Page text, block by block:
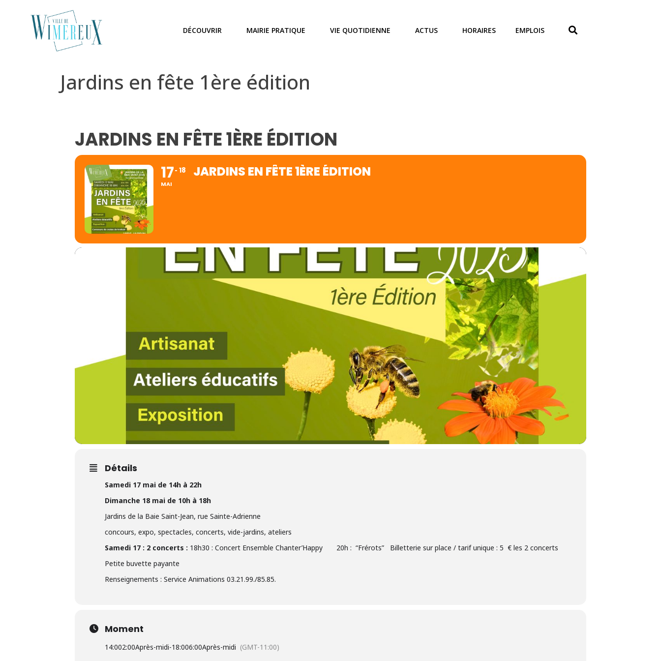
DÉCOUVRIR MAIRIE PRATIQUE VIE QUOTIDIENNE ACTUS HORAIRES EMPLOIS
Jardins en fête 1ère édition
JARDINS EN FÊTE 1ÈRE ÉDITION
17
MAI
18 JARDINS EN FÊTE 1ÈRE ÉDITION
Détails
Samedi 17 mai de 14h à 22h
Dimanche 18 mai de 10h à 18h
Jardins de la Baie Saint-Jean, rue Sainte-Adrienne
concours, expo, spectacles, concerts, vide-jardins, ateliers
Samedi 17 : 2 concerts : 18h30 : Concert Ensemble Chanter’Happy 20h : “Frérots” Billetterie sur place / tarif unique : 5 € les 2 concerts
Petite buvette payante
Renseignements : Service Animations 03.21.99./85.85.
Moment
14:002:00Après-midi-18:006:00Après-midi (GMT-11:00)